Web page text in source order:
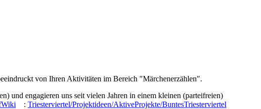
von Ihren Aktivitäten im Bereich "Märchenerzählen".
und engagieren uns seit vielen Jahren in einem kleinen (parteifreien)
: Triesterviertel/Projektideen/AktiveProjekte/BuntesTriesterviertel